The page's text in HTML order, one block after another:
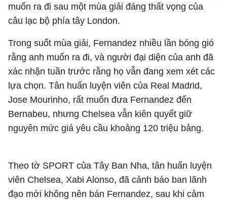
muốn ra đi sau một mùa giải đáng thất vọng của
câu lạc bộ phía tây London.
Trong suốt mùa giải, Fernandez nhiều lần bóng gió
rằng anh muốn ra đi, và người đại diện của anh đã
xác nhận tuần trước rằng họ vẫn đang xem xét các
lựa chọn. Tân huấn luyện viên của Real Madrid,
Jose Mourinho, rất muốn đưa Fernandez đến
Bernabeu, nhưng Chelsea vẫn kiên quyết giữ
nguyên mức giá yêu cầu khoảng 120 triệu bảng.
Theo tờ SPORT của Tây Ban Nha, tân huấn luyện
viên Chelsea, Xabi Alonso, đã cảnh báo ban lãnh
đạo mới không nên bán Fernandez, sau khi cảm